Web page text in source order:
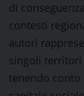
di
contesti
autori
singoli territori
tenendo conto